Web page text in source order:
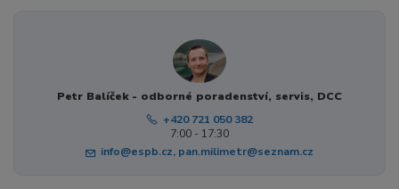
Petr Balíček - odborné poradenství, servis, DCC
+420 721 050 382
7:00 - 17:30
info@espb.cz, pan.milimetr@seznam.cz